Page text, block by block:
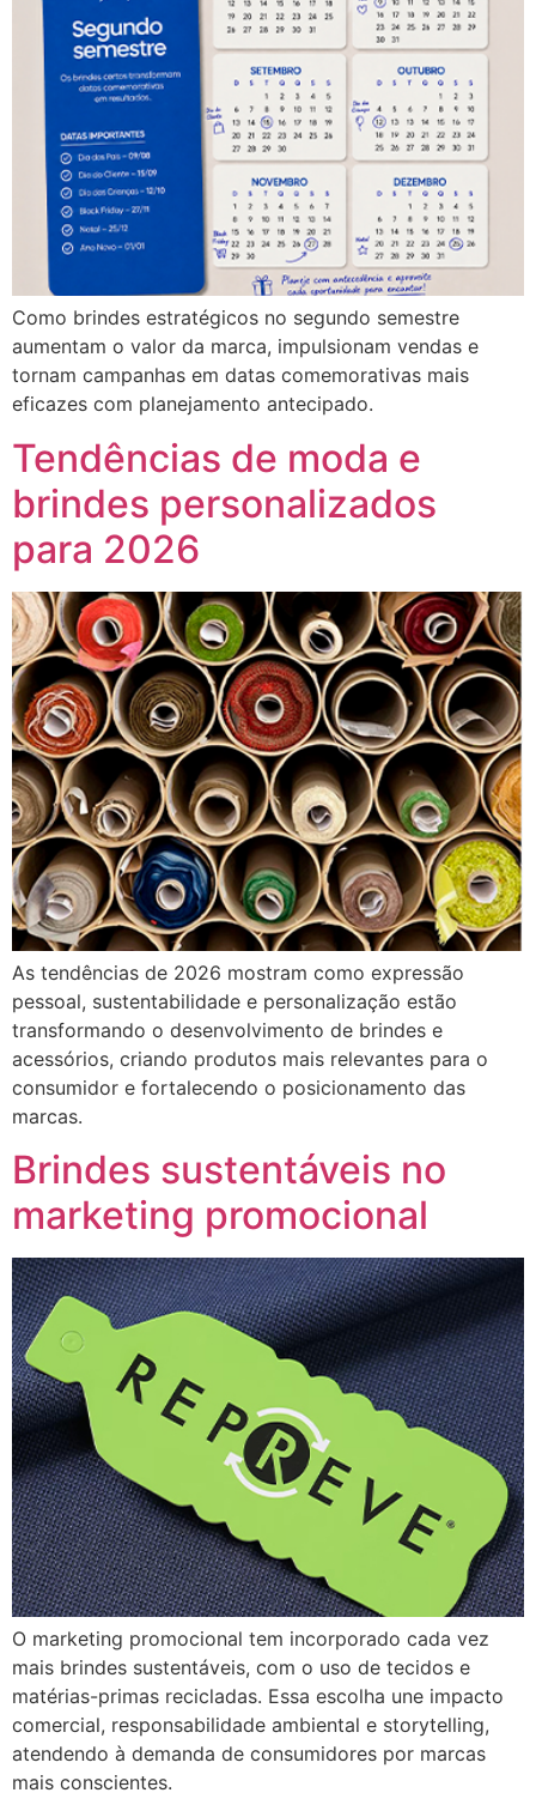
Como brindes estratégicos no segundo semestre
aumentam o valor da marca, impulsionam vendas e
tornam campanhas em datas comemorativas mais
eficazes com planejamento antecipado.
Tendências de moda e
brindes personalizados
para 2026
As tendências de 2026 mostram como expressão
pessoal, sustentabilidade e personalização estão
transformando o desenvolvimento de brindes e
acessórios, criando produtos mais relevantes para o
consumidor e fortalecendo o posicionamento das
marcas.
Brindes sustentáveis no
marketing promocional
O marketing promocional tem incorporado cada vez
mais brindes sustentáveis, com o uso de tecidos e
matérias-primas recicladas. Essa escolha une impacto
comercial, responsabilidade ambiental e storytelling,
atendendo à demanda de consumidores por marcas
mais conscientes.